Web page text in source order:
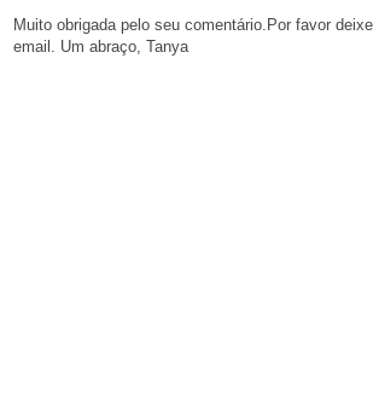
Muito obrigada pelo seu comentário.Por favor
email. Um abraço, Tanya